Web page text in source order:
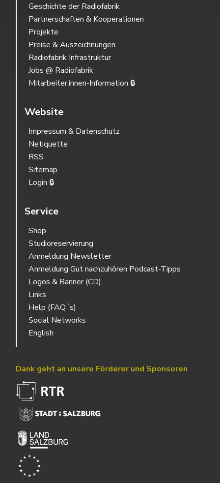
Geschichte der Radiofabrik
Partnerschaften & Kooperationen
Projekte
Preise & Auszeichnungen
Radiofabrik Infrastruktur
Jobs @ Radiofabrik
Mitarbeiter:innen-Information 🔒
Website
Impressum & Datenschutz
Netiquette
RSS
Sitemap
Login 🔒
Service
Shop
Studioreservierung
Anmeldung Newsletter
Anmeldung Gut nachzuhören Podcast-Tipps
Logos & Banner (CD)
Links
Help (FAQ´s)
Social Networks
English
Dank geht an unsere Förderer und Sponsoren